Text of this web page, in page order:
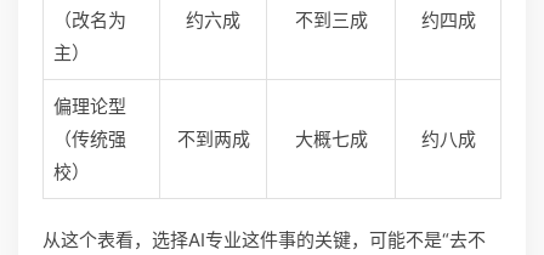
（改名为
主）
约六成 不到三成 约四成
偏理论型
（传统强
校）
不到两成 大概七成 约八成
从这个表看，选择AI专业这件事的关键，可能不是“去不